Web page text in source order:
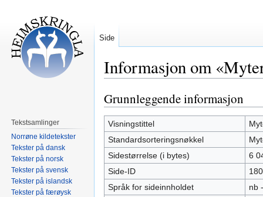
Informasjon om
Hopp
til
navigering
Hopp
til
søk
Grunnleggende informasjon
Visningstittel
Standardsorteringsnøkkel
Sidestørrelse (i bytes)
6
Side-ID
Språk for sideinnholdet
nb
Side
Tekstsamlinger
Norrøne kildetekster
Tekster på dansk
Tekster på norsk
Tekster på svensk
Tekster på islandsk
Tekster på færøysk